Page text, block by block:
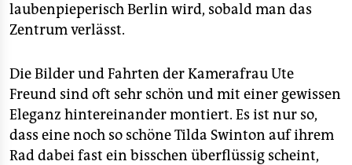
laubenpieperisch Berlin wird, sobald man das
Zentrum verlässt.
Die Bilder und Fahrten der Kamerafrau Ute
Freund sind oft sehr schön und mit einer gewissen
Eleganz hintereinander montiert. Es ist nur so,
dass eine noch so schöne Tilda Swinton auf ihrem
Rad dabei fast ein bisschen überflüssig scheint,